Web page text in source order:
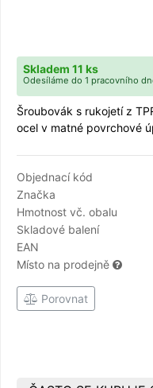
Skladem 11 ks
Odesíláme do 1 pracovního
Šroubovák s rukojetí z
ocel v matné povrchové
Objednací kód
Značka
Hmotnost vč. obalu
Skladové balení
EAN
Místo na prodejně
Porovnat